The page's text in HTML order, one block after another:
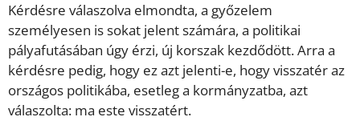
Kérdésre válaszolva elmondta, a győzelem
személyesen is sokat jelent számára, a politikai
pályafutásában úgy érzi, új korszak kezdődött. Arra a
kérdésre pedig, hogy ez azt jelenti-e, hogy visszatér az
országos politikába, esetleg a kormányzatba, azt
válaszolta: ma este visszatért.